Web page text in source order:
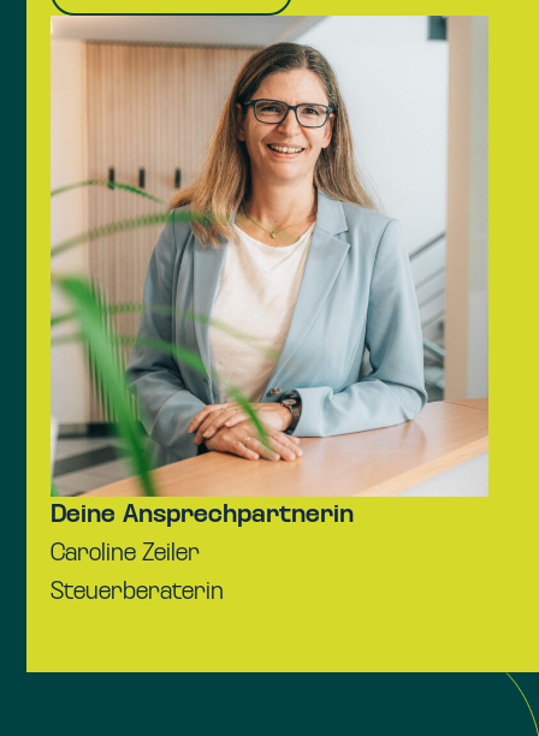
Deine Ansprechpartnerin
Caroline Zeiler
Steuerberaterin